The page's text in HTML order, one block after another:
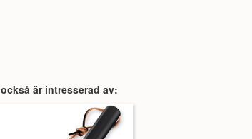
är intresserad av: